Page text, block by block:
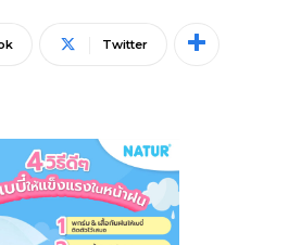
Twitter